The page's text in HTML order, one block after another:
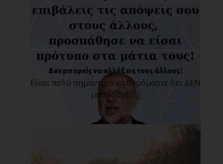
Δεν μπορείς να αλλάξεις τους άλλους!
Είναι πολύ σημαντικό να θυμόμαστε ότι ΔΕΝ
μπορούμε[...]